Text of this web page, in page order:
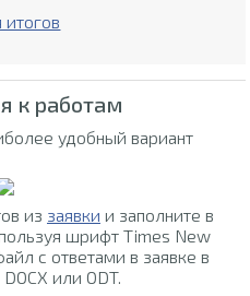
к работам
удобный вариант
из заявки и заполните в
шрифт Times New
с ответами в заявке в
или ODT.